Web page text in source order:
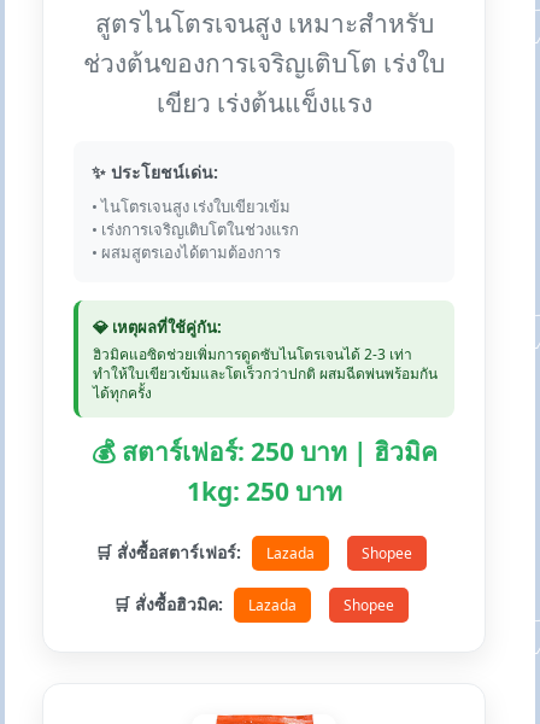
สูตรไนโตรเจนสูง เหมาะสำหรับ
ช่วงต้นของการเจริญเติบโต เร่งใบ
เขียว เร่งต้นแข็งแรง
✨ ประโยชน์เด่น:
• ไนโตรเจนสูง เร่งใบเขียวเข้ม
• เร่งการเจริญเติบโตในช่วงแรก
• ผสมสูตรเองได้ตามต้องการ
💎 เหตุผลที่ใช้คู่กัน:
ฮิวมิคแอซิดช่วยเพิ่มการดูดซับไนโตรเจนได้ 2-3 เท่า
ทำให้ใบเขียวเข้มและโตเร็วกว่าปกติ ผสมฉีดพ่นพร้อมกัน
ได้ทุกครั้ง
💰 สตาร์เฟอร์: 250 บาท | ฮิวมิค
1kg: 250 บาท
🛒 สั่งซื้อสตาร์เฟอร์: Lazada Shopee
🛒 สั่งซื้อฮิวมิค: Lazada Shopee